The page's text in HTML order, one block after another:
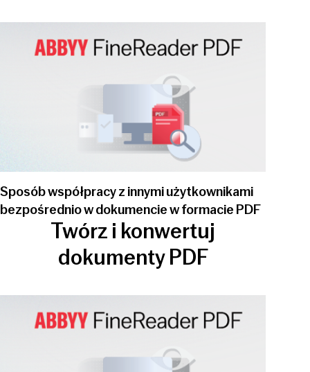
Sposób współpracy z innymi użytkownikami
bezpośrednio w dokumencie w formacie PDF
Twórz i konwertuj
dokumenty PDF